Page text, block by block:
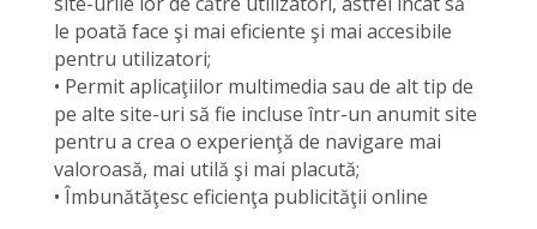
le poată face şi mai eficiente şi mai accesibile
pentru utilizatori;
• Permit aplicaţiilor multimedia sau de alt tip de
pe alte site-uri să fie incluse într-un anumit site
pentru a crea o experienţă de navigare mai
valoroasă, mai utilă şi mai placută;
• Îmbunătăţesc eficienţa publicităţii online